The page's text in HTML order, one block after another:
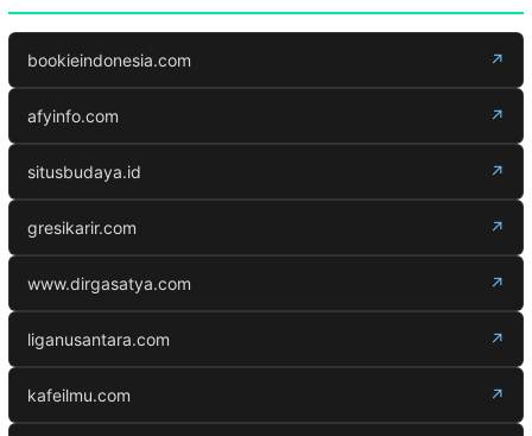
bookieindonesia.com ↗
afyinfo.com ↗
situsbudaya.id ↗
gresikarir.com ↗
www.dirgasatya.com ↗
liganusantara.com ↗
kafeilmu.com ↗